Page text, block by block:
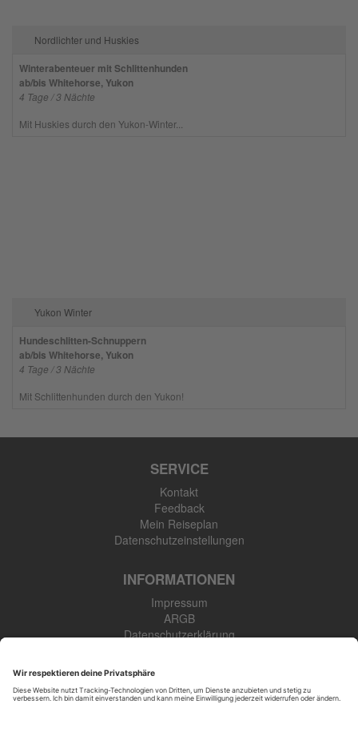
Nordlichter und Huskies
Winterabenteuer mit Schlittenhunden
ab/bis Whitehorse, Yukon
4 Tage / 3 Nächte
Mit Huskies durch den Yukon-Winter...
Yukon Winter
Hundeschlitten-Schnuppern
ab/bis Whitehorse, Yukon
4 Tage / 3 Nächte
Mit Schlittenhunden durch den Yukon!
SERVICE
Kontakt
Feedback
Mein Reiseplan
Datenschutzeinstellungen
INFORMATIONEN
Impressum
ARGB
Datenschutzerklärung